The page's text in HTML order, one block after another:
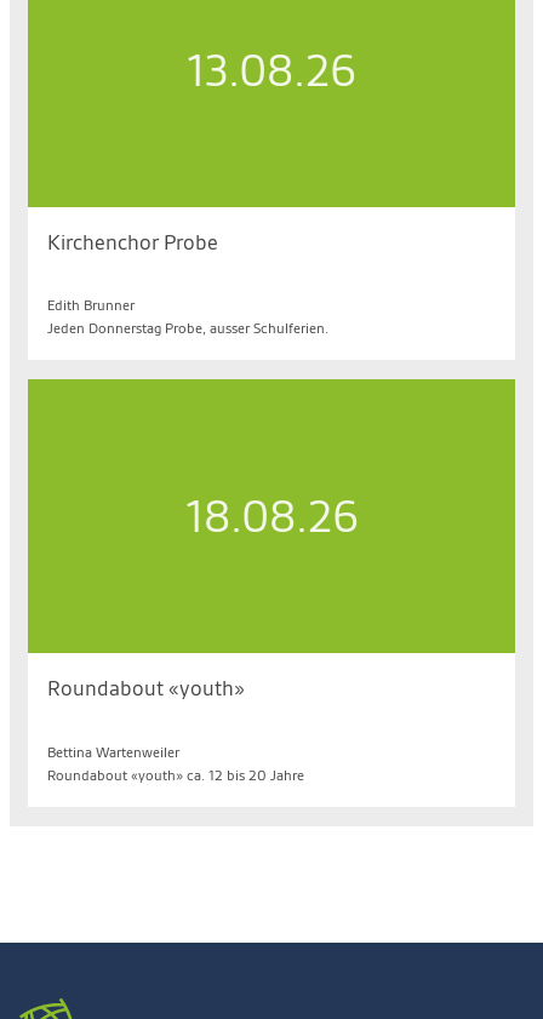
13.08.26
Kirchenchor Probe
Edith Brunner
Jeden Donnerstag Probe, ausser Schulferien.
18.08.26
Roundabout «youth»
Bettina Wartenweiler
Roundabout «youth» ca. 12 bis 20 Jahre